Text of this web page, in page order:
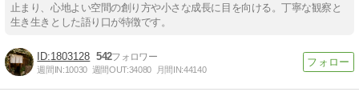
止まり、心地よい空間の創り方や小さな成長に目を向ける。丁寧な観察と
生き生きとした語り口が特徴です。
1803128 542
週間IN:10030 週間OUT:34080 月間IN:44140